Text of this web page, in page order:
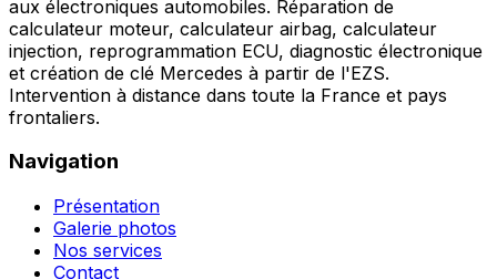
aux électroniques automobiles. Réparation de
calculateur moteur, calculateur airbag, calculateur
injection, reprogrammation ECU, diagnostic électronique
et création de clé Mercedes à partir de l'EZS.
Intervention à distance dans toute la France et pays
frontaliers.
Navigation
Présentation
Galerie photos
Nos services
Contact